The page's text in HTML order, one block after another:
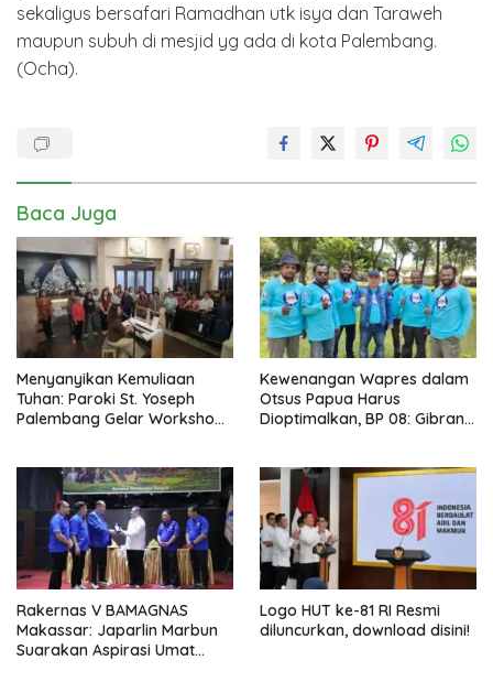
sekaligus bersafari Ramadhan utk isya dan Taraweh
maupun subuh di mesjid yg ada di kota Palembang.
(Ocha).
Baca Juga
Menyanyikan Kemuliaan
Tuhan: Paroki St. Yoseph
Palembang Gelar Workshop
Kewenangan Wapres dalam
Otsus Papua Harus
Dioptimalkan, BP 08: Gibran
Kesejahteraan Papua
Rakernas V BAMAGNAS
Makassar: Japarlin Marbun
Suarakan Aspirasi Umat
Logo HUT ke-81 RI Resmi
diluncurkan, download disini!